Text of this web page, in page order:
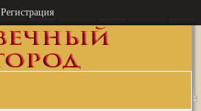
Регистрация